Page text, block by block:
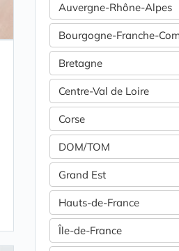
Auvergne-Rhône-Alpes
Bourgogne-Franche-
Bretagne
Centre-Val de Loire
Corse
DOM/TOM
Grand Est
Hauts-de-France
Île-de-France